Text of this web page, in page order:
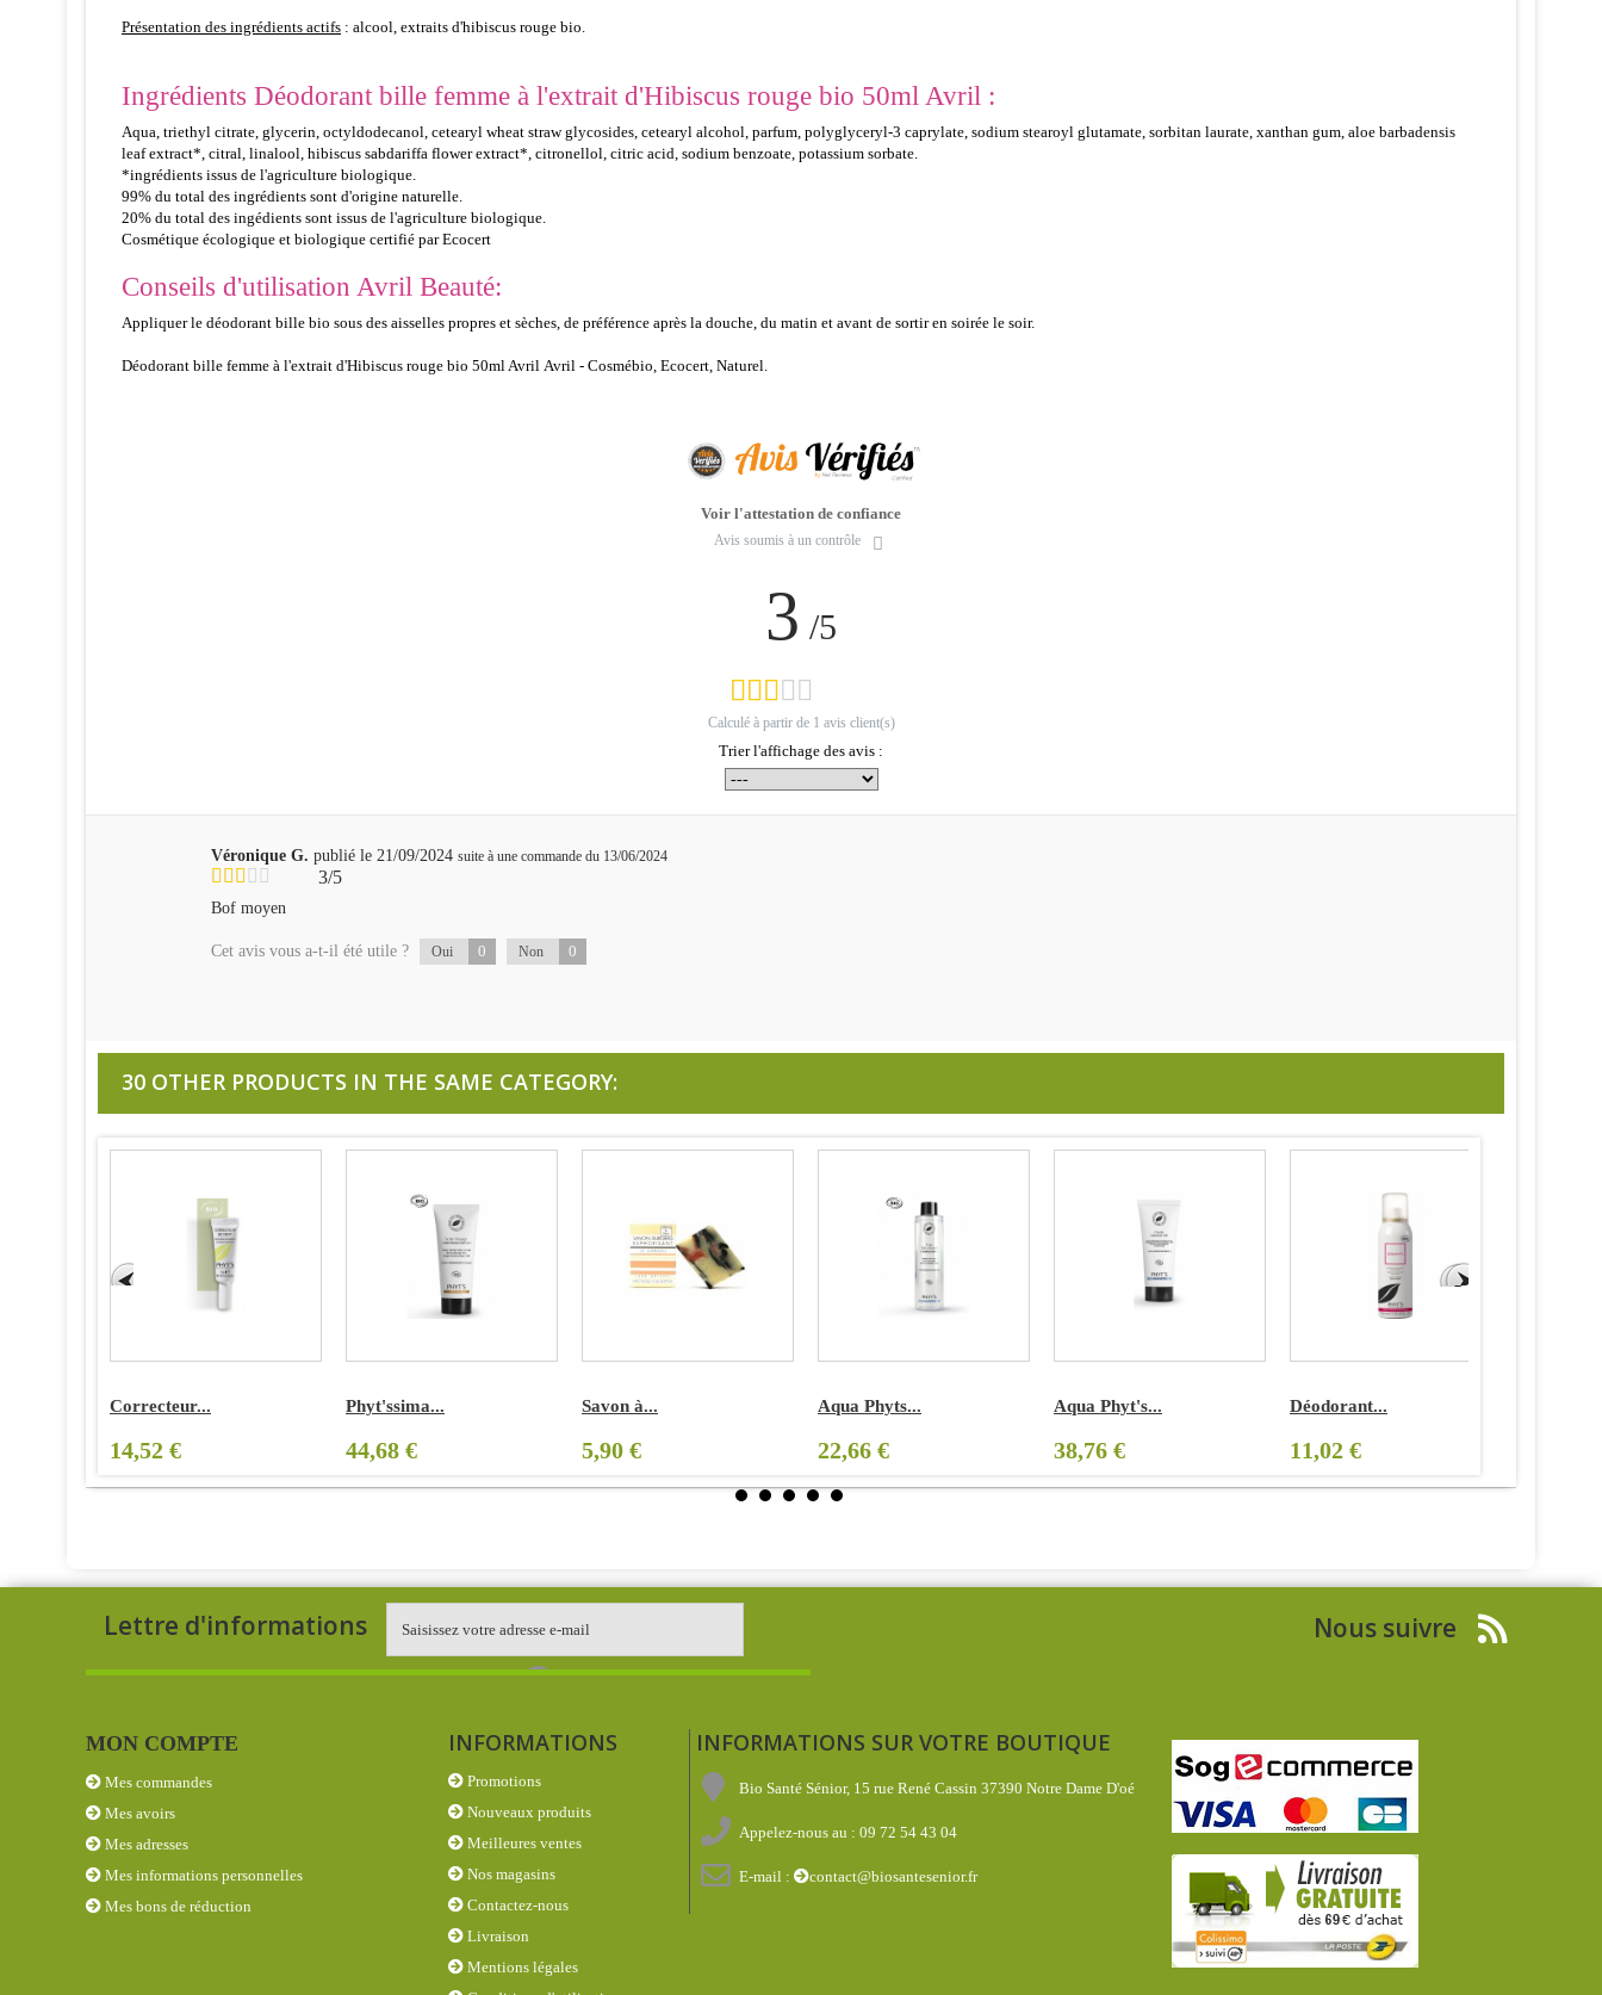
Présentation des ingrédients actifs : alcool, extraits d'hibiscus rouge bio.
Ingrédients Déodorant bille femme à l'extrait d'Hibiscus rouge bio 50ml Avril :
Aqua, triethyl citrate, glycerin, octyldodecanol, cetearyl wheat straw glycosides, cetearyl alcohol, parfum, polyglyceryl-3 caprylate, sodium stearoyl glutamate, sorbitan laurate, xanthan gum, aloe barbadensis
leaf extract*, citral, linalool, hibiscus sabdariffa flower extract*, citronellol, citric acid, sodium benzoate, potassium sorbate.
*ingrédients issus de l'agriculture biologique.
99% du total des ingrédients sont d'origine naturelle.
20% du total des ingédients sont issus de l'agriculture biologique.
Cosmétique écologique et biologique certifié par Ecocert
Conseils d'utilisation Avril Beauté:
Appliquer le déodorant bille bio sous des aisselles propres et sèches, de préférence après la douche, du matin et avant de sortir en soirée le soir.
Déodorant bille femme à l'extrait d'Hibiscus rouge bio 50ml Avril Avril - Cosmébio, Ecocert, Naturel.
Voir l'attestation de confiance
Avis soumis à un contrôle
3 /5
Calculé à partir de 1 avis client(s)
Trier l'affichage des avis :
Véronique G. publié le 21/09/2024 suite à une commande du 13/06/2024
3/5
Bof moyen
Cet avis vous a-t-il été utile ? Oui 0 Non 0
30 OTHER PRODUCTS IN THE SAME CATEGORY:
Correcteur...
14,52 €
Phyt'ssima...
44,68 €
Savon à...
5,90 €
Aqua Phyts...
22,66 €
Aqua Phyt's...
38,76 €
Déodorant...
11,02 €
Lettre d'informations Nous suivre
MON COMPTE
Mes commandes
Mes avoirs
Mes adresses
Mes informations personnelles
Mes bons de réduction
INFORMATIONS
Promotions
Nouveaux produits
Meilleures ventes
Nos magasins
Contactez-nous
Livraison
Mentions légales
INFORMATIONS SUR VOTRE BOUTIQUE
Bio Santé Sénior, 15 rue René Cassin 37390 Notre Dame D'oé
Appelez-nous au :09 72 54 43 04
E-mail : contact@biosantesenior.fr